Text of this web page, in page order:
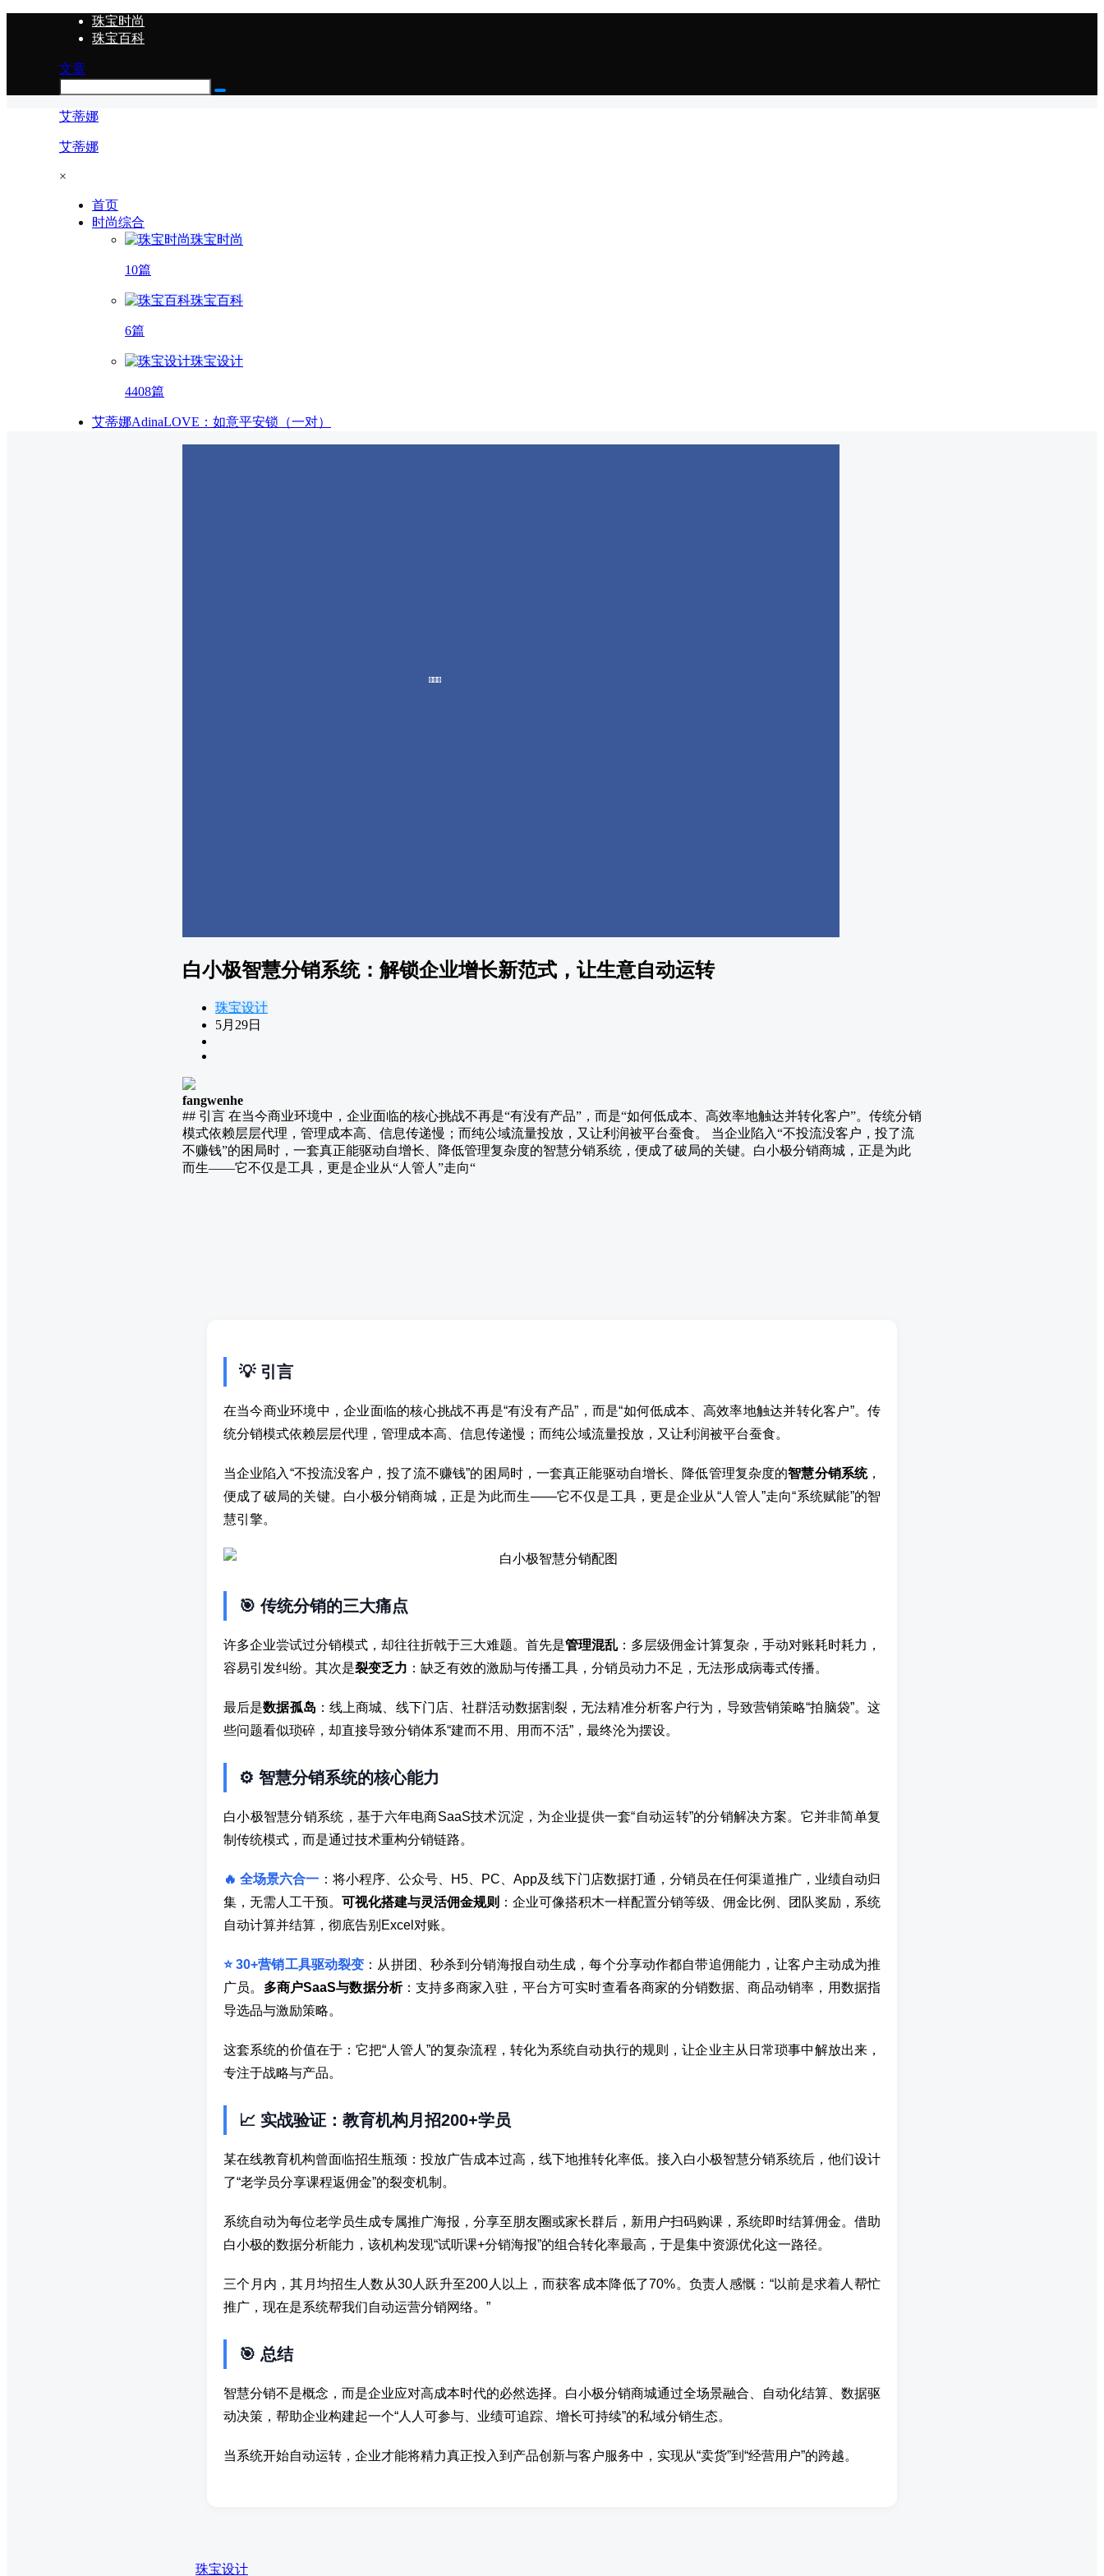
珠宝时尚
珠宝百科
文章
艾蒂娜
艾蒂娜
×
首页
时尚综合
珠宝时尚
10篇
珠宝百科
6篇
珠宝设计
4408篇
艾蒂娜AdinaLOVE：如意平安锁（一对）
白小极智慧分销系统：解锁企业增长新范式，让生意自动运转
珠宝设计
5月29日
fangwenhe
## 引言 在当今商业环境中，企业面临的核心挑战不再是“有没有产品”，而是“如何低成本、高效率地触达并转化客户”。传统分销
模式依赖层层代理，管理成本高、信息传递慢；而纯公域流量投放，又让利润被平台蚕食。 当企业陷入“不投流没客户，投了流
不赚钱”的困局时，一套真正能驱动自增长、降低管理复杂度的智慧分销系统，便成了破局的关键。白小极分销商城，正是为此
而生——它不仅是工具，更是企业从“人管人”走向“
💡 引言
在当今商业环境中，企业面临的核心挑战不再是“有没有产品”，而是“如何低成本、高效率地触达并转化客户”。传
统分销模式依赖层层代理，管理成本高、信息传递慢；而纯公域流量投放，又让利润被平台蚕食。
当企业陷入“不投流没客户，投了流不赚钱”的困局时，一套真正能驱动自增长、降低管理复杂度的智慧分销系统，
便成了破局的关键。白小极分销商城，正是为此而生——它不仅是工具，更是企业从“人管人”走向“系统赋能”的智
慧引擎。
🎯 传统分销的三大痛点
许多企业尝试过分销模式，却往往折戟于三大难题。首先是管理混乱 ：多层级佣金计算复杂，手动对账耗时耗力，
容易引发纠纷。其次是裂变乏力 ：缺乏有效的激励与传播工具，分销员动力不足，无法形成病毒式传播。
最后是数据孤岛 ：线上商城、线下门店、社群活动数据割裂，无法精准分析客户行为，导致营销策略“拍脑袋”。这
些问题看似琐碎，却直接导致分销体系“建而不用、用而不活”，最终沦为摆设。
⚙️ 智慧分销系统的核心能力
白小极智慧分销系统，基于六年电商SaaS技术沉淀，为企业提供一套“自动运转”的分销解决方案。它并非简单复
制传统模式，而是通过技术重构分销链路。
🔥 全场景六合一 ：将小程序、公众号、H5、PC、App及线下门店数据打通，分销员在任何渠道推广，业绩自动归
集，无需人工干预。 可视化搭建与灵活佣金规则 ：企业可像搭积木一样配置分销等级、佣金比例、团队奖励，系统
自动计算并结算，彻底告别Excel对账。
⭐ 30+营销工具驱动裂变 ：从拼团、秒杀到分销海报自动生成，每个分享动作都自带追佣能力，让客户主动成为推
广员。 多商户SaaS与数据分析：支持多商家入驻，平台方可实时查看各商家的分销数据、商品动销率，用数据指
导选品与激励策略。
这套系统的价值在于：它把“人管人”的复杂流程，转化为系统自动执行的规则，让企业主从日常琐事中解放出来，
专注于战略与产品。
📈 实战验证：教育机构月招200+学员
某在线教育机构曾面临招生瓶颈：投放广告成本过高，线下地推转化率低。接入白小极智慧分销系统后，他们设计
了“老学员分享课程返佣金”的裂变机制。
系统自动为每位老学员生成专属推广海报，分享至朋友圈或家长群后，新用户扫码购课，系统即时结算佣金。借助
白小极的数据分析能力，该机构发现“试听课+分销海报”的组合转化率最高，于是集中资源优化这一路径。
三个月内，其月均招生人数从30人跃升至200人以上，而获客成本降低了70%。负责人感慨：“以前是求着人帮忙
推广，现在是系统帮我们自动运营分销网络。”
🎯 总结
智慧分销不是概念，而是企业应对高成本时代的必然选择。白小极分销商城通过全场景融合、自动化结算、数据驱
动决策，帮助企业构建起一个“人人可参与、业绩可追踪、增长可持续”的私域分销生态。
当系统开始自动运转，企业才能将精力真正投入到产品创新与客户服务中，实现从“卖货”到“经营用户”的跨越。
珠宝设计